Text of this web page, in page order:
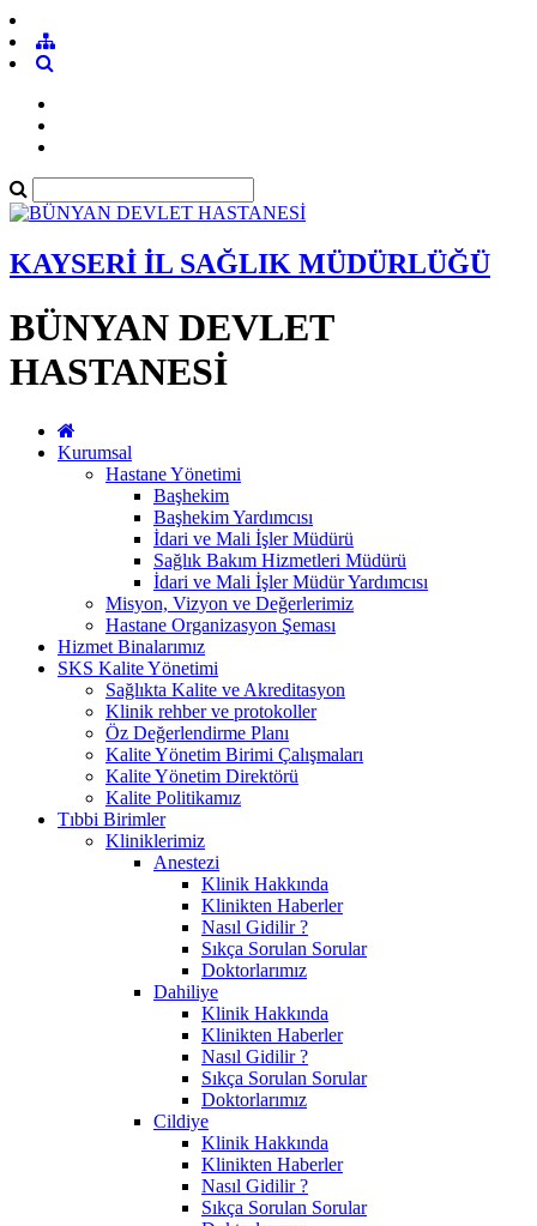
KAYSERİ İL SAĞLIK MÜDÜRLÜĞÜ
BÜNYAN DEVLET
HASTANESİ
Kurumsal
Hastane Yönetimi
Başhekim
Başhekim Yardımcısı
İdari ve Mali İşler Müdürü
Sağlık Bakım Hizmetleri Müdürü
İdari ve Mali İşler Müdür Yardımcısı
Misyon, Vizyon ve Değerlerimiz
Hastane Organizasyon Şeması
Hizmet Binalarımız
SKS Kalite Yönetimi
Sağlıkta Kalite ve Akreditasyon
Klinik rehber ve protokoller
Öz Değerlendirme Planı
Kalite Yönetim Birimi Çalışmaları
Kalite Yönetim Direktörü
Kalite Politikamız
Tıbbi Birimler
Kliniklerimiz
Anestezi
Klinik Hakkında
Klinikten Haberler
Nasıl Gidilir ?
Sıkça Sorulan Sorular
Doktorlarımız
Dahiliye
Klinik Hakkında
Klinikten Haberler
Nasıl Gidilir ?
Sıkça Sorulan Sorular
Doktorlarımız
Cildiye
Klinik Hakkında
Klinikten Haberler
Nasıl Gidilir ?
Sıkça Sorulan Sorular